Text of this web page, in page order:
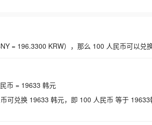
= 196.3300 KRW），那么 100 人民币可以兑
币 = 19633 韩元
可兑换 19633 韩元，即 100 人民币 等于